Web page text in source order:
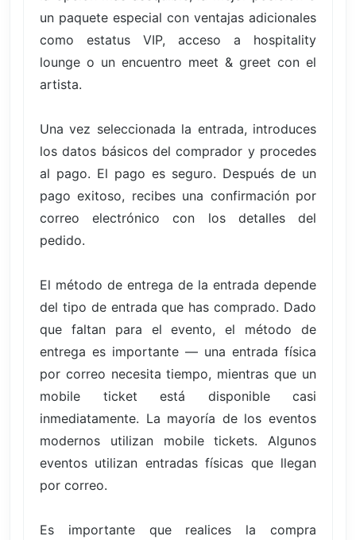
un paquete especial con ventajas adicionales
como estatus VIP, acceso a hospitality
lounge o un encuentro meet & greet con el
artista.
Una vez seleccionada la entrada, introduces
los datos básicos del comprador y procedes
al pago. El pago es seguro. Después de un
pago exitoso, recibes una confirmación por
correo electrónico con los detalles del
pedido.
El método de entrega de la entrada depende
del tipo de entrada que has comprado. Dado
que faltan para el evento, el método de
entrega es importante — una entrada física
por correo necesita tiempo, mientras que un
mobile ticket está disponible casi
inmediatamente. La mayoría de los eventos
modernos utilizan mobile tickets. Algunos
eventos utilizan entradas físicas que llegan
por correo.
Es importante que realices la compra